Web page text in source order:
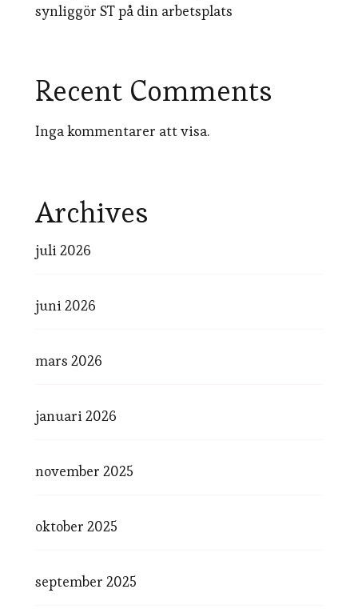
synliggör ST på din arbetsplats
Recent Comments
Inga kommentarer att visa.
Archives
juli 2026
juni 2026
mars 2026
januari 2026
november 2025
oktober 2025
september 2025